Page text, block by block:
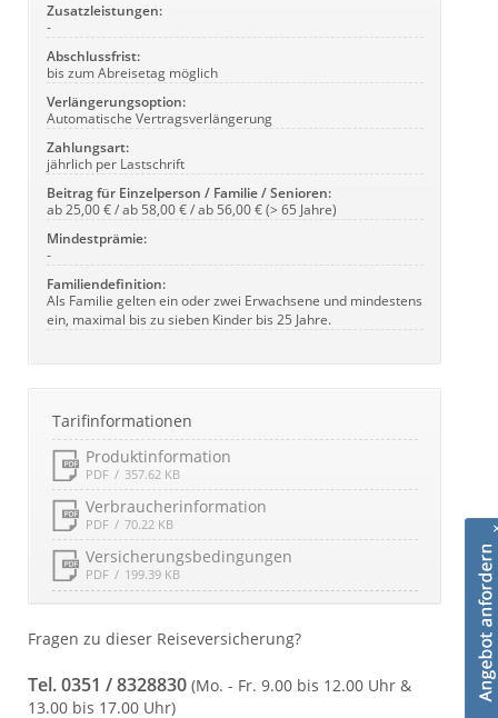
Zusatzleistungen:
-
Abschlussfrist:
bis zum Abreisetag möglich
Verlängerungsoption:
Automatische Vertragsverlängerung
Zahlungsart:
jährlich per Lastschrift
Beitrag für Einzelperson / Familie / Senioren:
ab 25,00 € / ab 58,00 € / ab 56,00 € (> 65 Jahre)
Mindestprämie:
-
Familiendefinition:
Als Familie gelten ein oder zwei Erwachsene und mindestens
ein, maximal bis zu sieben Kinder bis 25 Jahre.
Tarifinformationen
Produktinformation
PDF 357.62 KB
Verbraucherinformation
PDF 70.22 KB
Versicherungsbedingungen
PDF 199.39 KB
Fragen zu dieser Reiseversicherung?
Tel. 0351 / 8328830 (Mo. - Fr. 9.00 bis 12.00 Uhr &
13.00 bis 17.00 Uhr)